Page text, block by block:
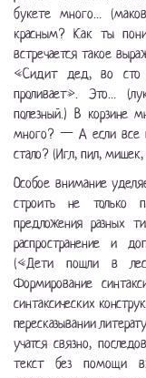
букете много...
красным? Как ты
встречается такое
«Сидит дед, во сто
проливает». Это...
полезный.) В корзине
много? — А если все
стало? (Игл, пил,
Особое внимание
строить не только
предложения разных
распространение и
(«Дети пошли в
Формирование
синтаксических
пересказывании
учатся связно,
текст без помощи